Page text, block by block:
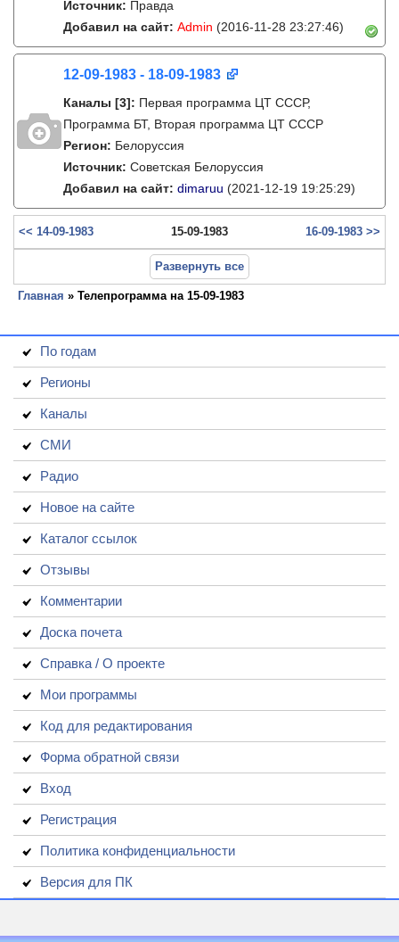
Источник: Правда
Добавил на сайт: Admin (2016-11-28 23:27:46)
12-09-1983 - 18-09-1983
Каналы [3]: Первая программа ЦТ СССР,
Программа БТ, Вторая программа ЦТ СССР
Регион: Белоруссия
Источник: Советская Белоруссия
Добавил на сайт: dimaruu (2021-12-19 19:25:29)
<< 14-09-1983 15-09-1983 16-09-1983 >>
Развернуть все
Главная » Телепрограмма на 15-09-1983
По годам
Регионы
Каналы
СМИ
Радио
Новое на сайте
Каталог ссылок
Отзывы
Комментарии
Доска почета
Справка / О проекте
Мои программы
Код для редактирования
Форма обратной связи
Вход
Регистрация
Политика конфиденциальности
Версия для ПК